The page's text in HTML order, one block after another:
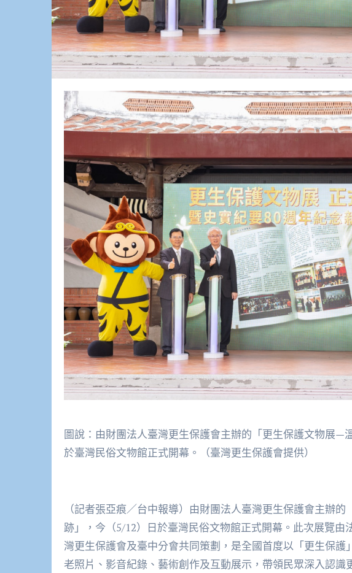
圖說：由財團法人臺灣更生保護會主辦的「更生保護文物展—
於臺灣民俗文物館正式開幕。（臺灣更生保護會提供）
（記者張亞痕／台中報導）由財團法人臺灣更生保護會主辦
跡」，今（5/12）日於臺灣民俗文物館正式開幕。此次展覽由
灣更生保護會及臺中分會共同策劃，是全國首度以「更生保護
老照片、影音紀錄、藝術創作及互動展示，帶領民眾深入認